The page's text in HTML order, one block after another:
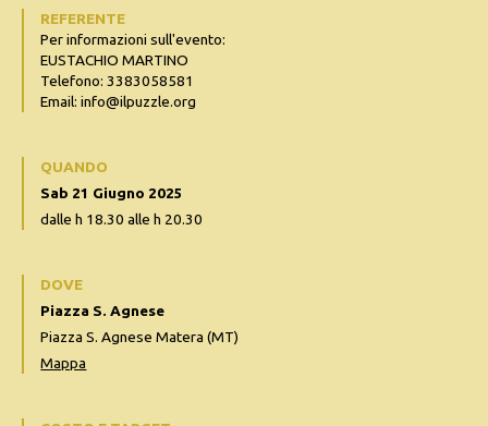
REFERENTE
Per informazioni sull'evento:
EUSTACHIO MARTINO
Telefono: 3383058581
Email: info@ilpuzzle.org
QUANDO
Sab 21 Giugno 2025
dalle h 18.30 alle h 20.30
DOVE
Piazza S. Agnese
Piazza S. Agnese Matera (MT)
Mappa